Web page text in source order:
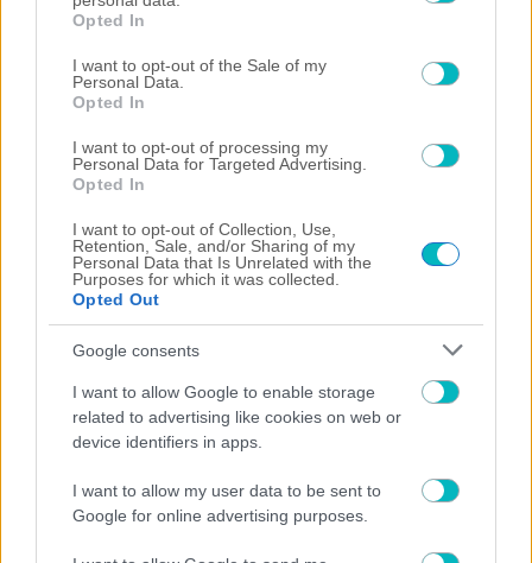
grant or deny consent to Google and its third-party tags to
use your data for below specified purposes in below Google
consent section.
Opted In
I want to opt-out of the Sale of my
Personal Data.
Opted In
I want to opt-out of processing my
Personal Data for Targeted Advertising.
Opted In
I want to opt-out of Collection, Use,
Retention, Sale, and/or Sharing of my
Personal Data that Is Unrelated with the
Purposes for which it was collected.
Opted Out
Google consents
I want to allow Google to enable storage
related to advertising like cookies on web or
device identifiers in apps.
I want to allow my user data to be sent to
Google for online advertising purposes.
ΠΟΔΟΣΦΑΙΡΟ ΑΕΚ
Κεφαλονιάς!